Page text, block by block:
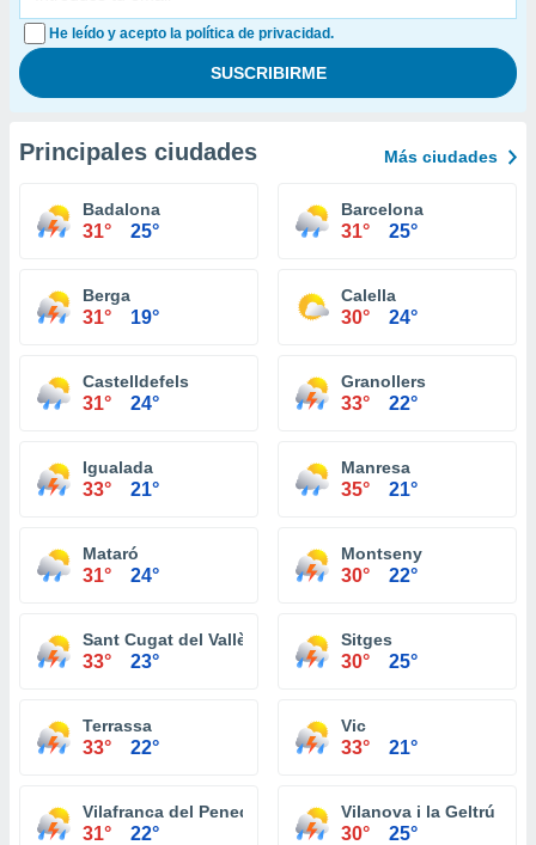
He leído y acepto la política de privacidad.
Principales ciudades Más ciudades
Badalona
31° 25°
Barcelona
31° 25°
Berga
31° 19°
Calella
30° 24°
Castelldefels
31° 24°
Granollers
33° 22°
Igualada
33° 21°
Manresa
35° 21°
Mataró
31° 24°
Montseny
30° 22°
Sant Cugat del Vallès
33° 23°
Sitges
30° 25°
Terrassa
33° 22°
Vic
33° 21°
Vilafranca del Penedès
31° 22°
Vilanova i la Geltrú
30° 25°